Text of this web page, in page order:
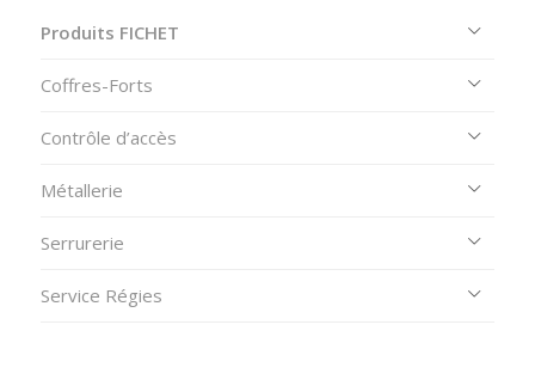
Produits FICHET
Coffres-Forts
Contrôle d’accès
Métallerie
Serrurerie
Service Régies